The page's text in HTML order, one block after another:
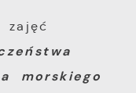
morskiego